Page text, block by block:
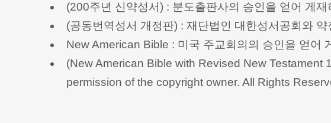
(200주년 신약성서) : 분도출판사의 승인을 얻어 게재
(공동번역성서 개정판) : 재단법인 대한성서공회와
New American Bible : 미국 주교회의의 승인을 얻어
(New American Bible with Revised New
permission of the copyright owner. All Rights